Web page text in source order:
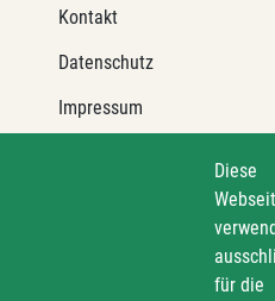
Diese
für die
Diese
für die
Kontakt
Datenschutz
Impressum